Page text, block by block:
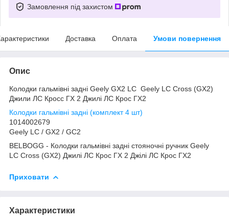
Замовлення під захистом
Доставка Оплата Умови повернення
Опис
Колодки гальмівні задні Geely GX2 LC Geely LC Cross (GX2)
Джили ЛС Кросс ГХ 2 Джилі ЛС Крос ГХ2
Колодки гальмівні задні (комплект 4 шт)
1014002679
Geely LC / GХ2 / GC2
BELBOGG - Колодки гальмівні задні стояночні ручник Geely
LC Cross (GX2) Джилі ЛС Крос ГХ 2 Джілі ЛС Крос ГХ2
Приховати
Характеристики